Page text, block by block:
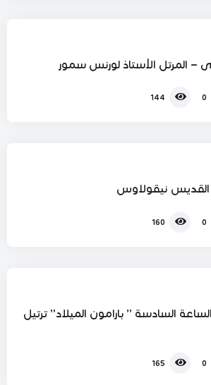
– المرتل الأستاذ لورنس سمور
0
144
نيقولاوس
0
160
السادسة ” بارامون الميلاد” ترتيل
0
165